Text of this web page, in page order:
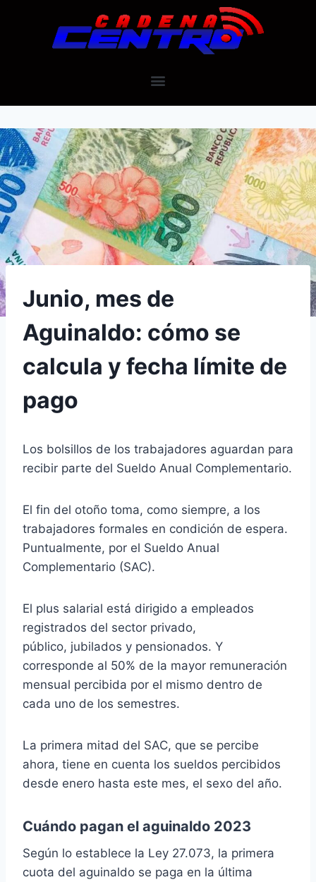
Junio, mes de
Aguinaldo: cómo se
calcula y fecha límite de
pago
Los bolsillos de los trabajadores aguardan para
recibir parte del Sueldo Anual Complementario.
El fin del otoño toma, como siempre, a los
trabajadores formales en condición de espera.
Puntualmente, por el Sueldo Anual
Complementario (SAC).
El plus salarial está dirigido a empleados
registrados del sector privado,
público, jubilados y pensionados. Y
corresponde al 50% de la mayor remuneración
mensual percibida por el mismo dentro de
cada uno de los semestres.
La primera mitad del SAC, que se percibe
ahora, tiene en cuenta los sueldos percibidos
desde enero hasta este mes, el sexo del año.
Cuándo pagan el aguinaldo 2023
Según lo establece la Ley 27.073, la primera
cuota del aguinaldo se paga en la última